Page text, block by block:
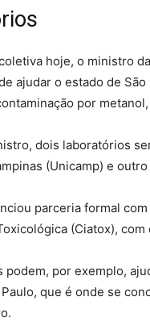
hoje, o ministro
ajudar o estado de
por
dois laboratórios
(Unicamp) e
parceria formal
(Ciatox),
podem, por exemplo,
que é onde se